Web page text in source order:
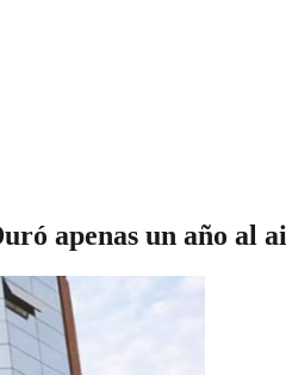
apenas un año al